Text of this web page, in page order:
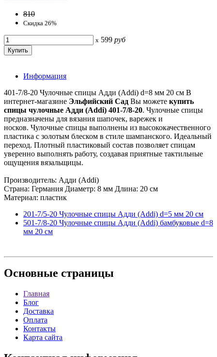
810
Скидка 26%
x 599 руб
Информация
401-7/8-20 Чулочные спицы Адди (Addi) d=8 мм 20 см В
интернет-магазине Эльфийский Сад Вы можете купить
спицы чулочные Адди (Addi) 401-7/8-20. Чулочные спицы
предназначены для вязания шапочек, варежек и
носков. Чулочные спицы выполнены из высококачественного
пластика с золотым блеском в стиле шампанского. Идеальный
переход. Плотный пластиковый состав позволяет спицам
уверенно выполнять работу, создавая приятные тактильные
ощущения вязальщицы.
Производитель: Адди (Addi)
Страна: Германия Диаметр: 8 мм Длина: 20 см
Материал: пластик
201-7/5-20 Чулочные спицы Адди (Addi) d=5 мм 20 см
501-7/8-20 Чулочные спицы Адди (Addi) бамбуковые d=8
мм 20 см
Основные страницы
Главная
Блог
Доставка
Оплата
Контакты
Карта сайта